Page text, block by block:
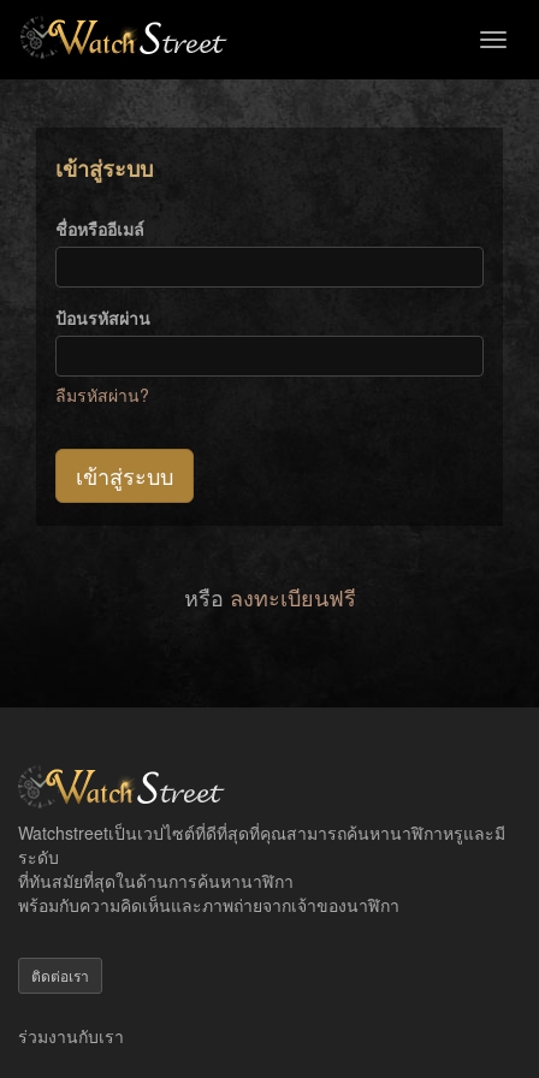
เข้าสู่ระบบ
ชื่อหรืออีเมล์
ป้อนรหัสผ่าน
ลืมรหัสผ่าน?
เข้าสู่ระบบ
หรือ ลงทะเบียนฟรี
Watchstreetเป็นเวปไซต์ที่ดีที่สุดที่คุณสามารถค้นหานาฬิกาหรูและมี
ระดับ
ที่ทันสมัยที่สุดในด้านการค้นหานาฬิกา
พร้อมกับความคิดเห็นและภาพถ่ายจากเจ้าของนาฬิกา
ติดต่อเรา
ร่วมงานกับเรา